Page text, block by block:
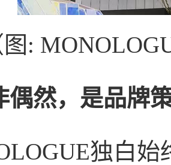
图:
偶然，是品牌
独白